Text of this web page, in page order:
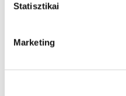
Statisztikai
Marketing